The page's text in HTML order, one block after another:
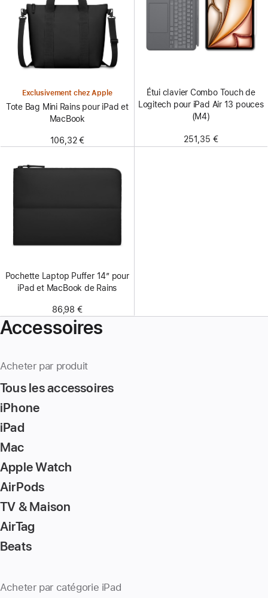
Exclusivement chez Apple
Tote Bag Mini Rains pour iPad et
MacBook
106,32 €
Étui clavier Combo Touch de
Logitech pour iPad Air 13 pouces
(M4)
251,35 €
Pochette Laptop Puffer 14″ pour
iPad et MacBook de Rains
86,98 €
Accessoires
Acheter par produit
Tous les accessoires
iPhone
iPad
Mac
Apple Watch
AirPods
TV & Maison
AirTag
Beats
Acheter par catégorie iPad